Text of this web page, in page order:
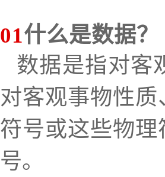
01什么是数据？
数据是指对客
对客观事物性
符号或这些物
号。